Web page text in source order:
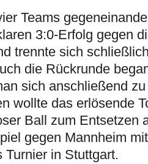
Teams
3:0-Erfolg gegen
trennte sich
die Rückrunde
sich anschließend
wollte das erlösende
Ball zum Entsetzen
gegen Mannheim
in Stuttgart.